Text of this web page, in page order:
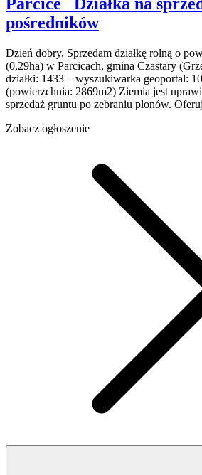
pośredników
Dzień dobry, Sprzedam działkę rolną o
(0,29ha) w Parcicach, gmina Czastary
działki: 1433 – wyszukiwarka geoportal:
(powierzchnia: 2869m2) Ziemia jest
sprzedaż gruntu po zebraniu plonów.
Zobacz ogłoszenie